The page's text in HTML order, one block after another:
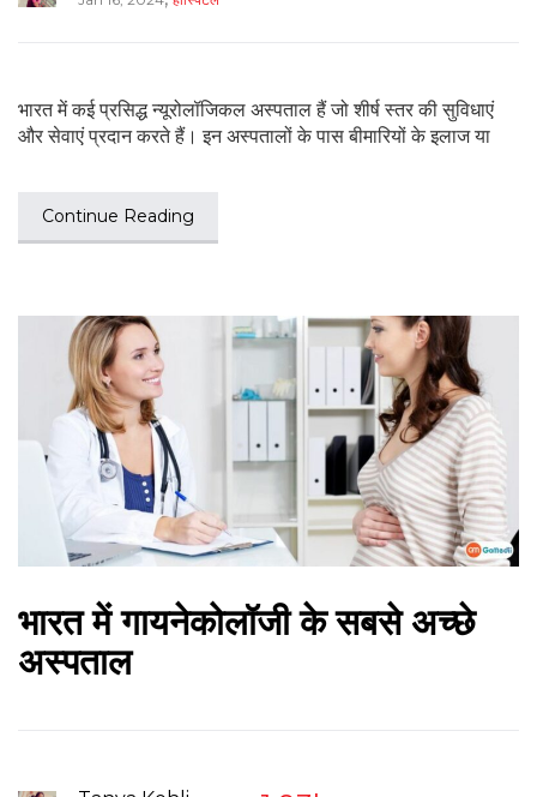
भारत में कई प्रसिद्ध न्यूरोलॉजिकल अस्पताल हैं जो शीर्ष स्तर की सुविधाएं
और सेवाएं प्रदान करते हैं। इन अस्पतालों के पास बीमारियों के इलाज या
Continue Reading
भारत में गायनेकोलॉजी के सबसे अच्छे
अस्पताल